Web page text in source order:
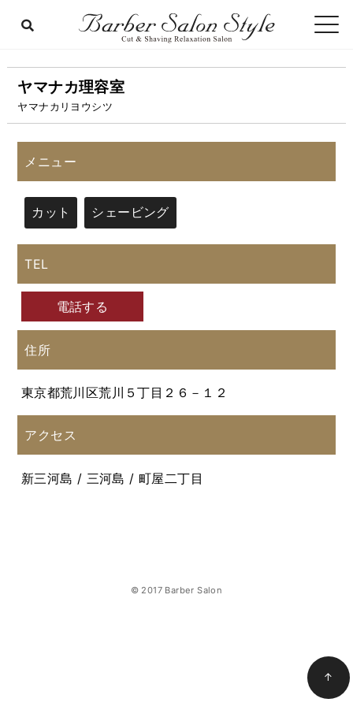
ヤマナカ理容室
ヤマナカリヨウシツ
メニュー
カット シェービング
TEL
電話する
住所
東京都荒川区荒川５丁目２６－１２
アクセス
新三河島 / 三河島 / 町屋二丁目
© 2017 Barber Salon
↑